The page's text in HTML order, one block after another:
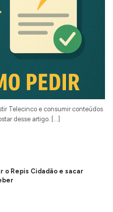
Telecinco e consumir conteúdos
desse artigo. […]
o Repis Cidadão e sacar